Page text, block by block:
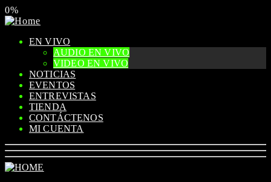
0%
EN VIVO
AUDIO EN VIVO
VIDEO EN VIVO
NOTICIAS
EVENTOS
ENTREVISTAS
TIENDA
CONTÁCTENOS
MI CUENTA